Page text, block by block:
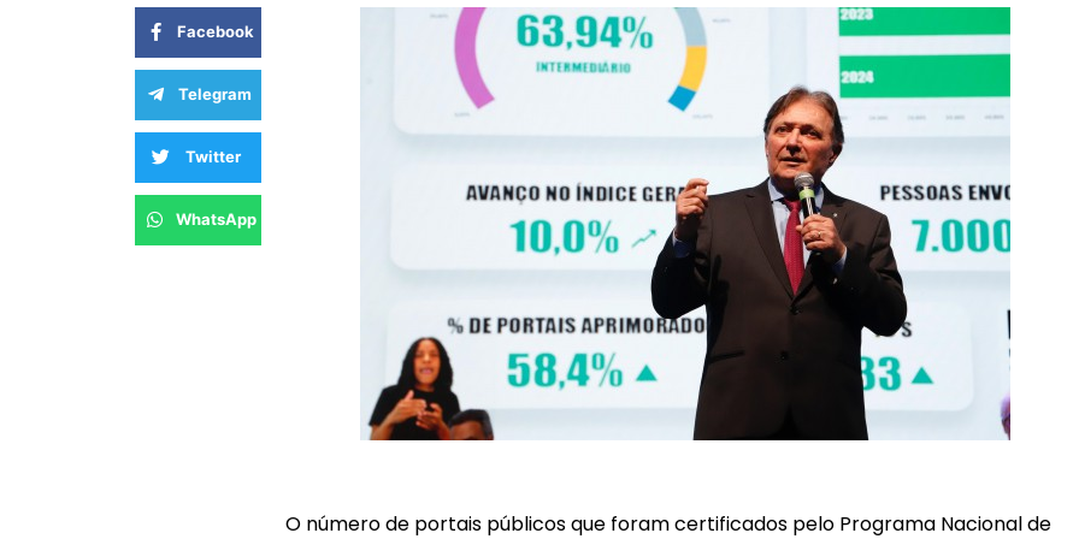
Facebook
Telegram
Twitter
WhatsApp
O número de portais públicos que foram certificados pelo Programa Nacional de